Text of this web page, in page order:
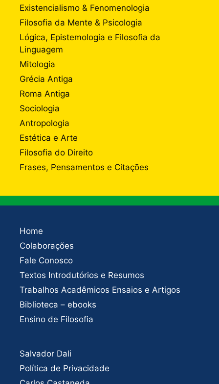
Existencialismo & Fenomenologia
Filosofia da Mente & Psicologia
Lógica, Epistemologia e Filosofia da
Linguagem
Mitologia
Grécia Antiga
Roma Antiga
Sociologia
Antropologia
Estética e Arte
Filosofia do Direito
Frases, Pensamentos e Citações
Home
Colaborações
Fale Conosco
Textos Introdutórios e Resumos
Trabalhos Acadêmicos Ensaios e Artigos
Biblioteca – ebooks
Ensino de Filosofia
Salvador Dali
Política de Privacidade